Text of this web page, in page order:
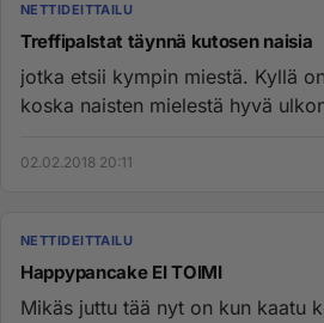
NETTIDEITTAILU
Treffipalstat täynnä kutosen naisia
jotka etsii kympin miestä. Kyllä
koska naisten mielestä hyvä
02.02.2018 20:11
NETTIDEITTAILU
Happypancake EI TOIMI
Mikäs juttu tää nyt on kun kaatu